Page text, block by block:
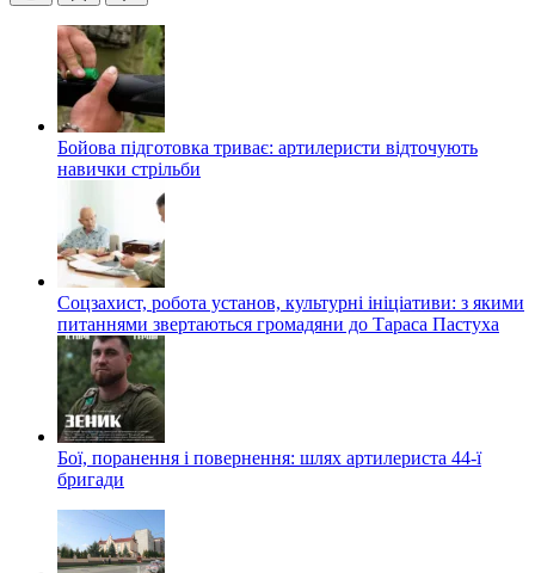
ОстанніПопулярні
Теги
Бойова підготовка триває: артилеристи відточують
навички стрільби
Соцзахист, робота установ, культурні ініціативи: з якими
питаннями звертаються громадяни до Тараса Пастуха
Бої, поранення і повернення: шлях артилериста 44-ї
бригади